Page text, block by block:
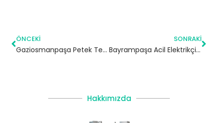
ÖNCEKI
Gaziosmanpaşa Petek Temizliği – 7/24 Acil Servis
SONRAKI
Bayrampaşa Acil Elektrikçi | İstanbul
Hakkımızda